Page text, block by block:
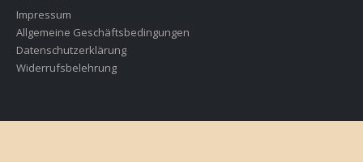
Impressum
Allgemeine Geschäftsbedingungen
Datenschutzerklärung
Widerrufsbelehrung